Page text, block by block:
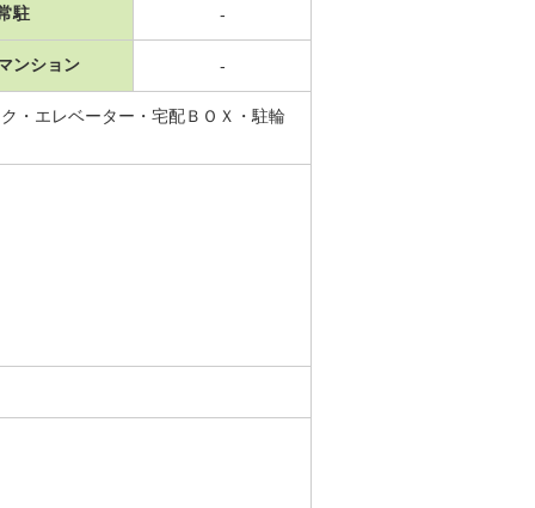
駐 -
ンション -
・エレベーター・宅配ＢＯＸ・駐輪